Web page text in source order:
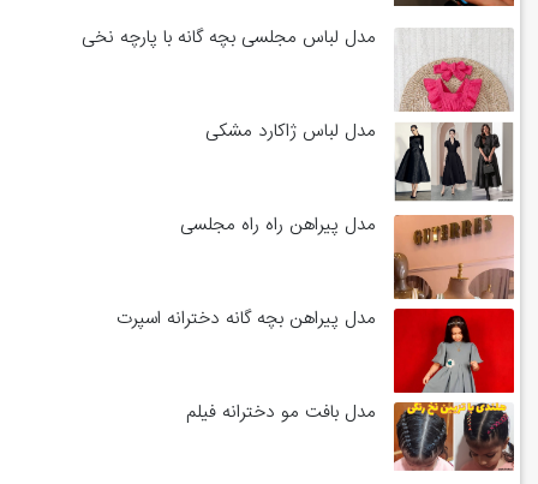
مدل لباس مجلسی بچه گانه با پارچه نخی
مدل لباس ژاکارد مشکی
مدل پیراهن راه راه مجلسی
مدل پیراهن بچه گانه دخترانه اسپرت
مدل بافت مو دخترانه فیلم